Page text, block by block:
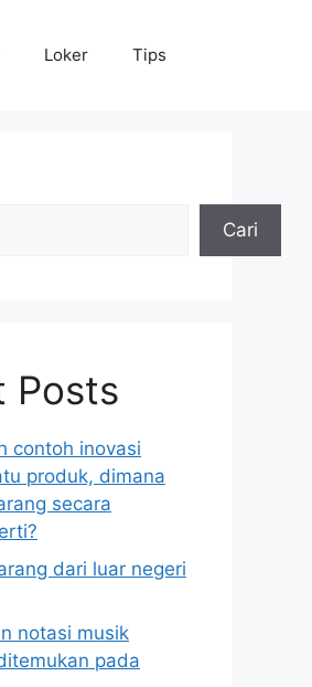
Loker Tips
Cari
Posts
contoh inovasi
produk, dimana
secara
dari luar negeri
notasi musik
pada